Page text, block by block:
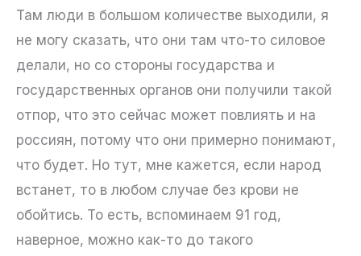
Там люди в большом количестве выходили, я
не могу сказать, что они там что-то силовое
делали, но со стороны государства и
государственных органов они получили такой
отпор, что это сейчас может повлиять и на
россиян, потому что они примерно понимают,
что будет. Но тут, мне кажется, если народ
встанет, то в любом случае без крови не
обойтись. То есть, вспоминаем 91 год,
наверное, можно как-то до такого